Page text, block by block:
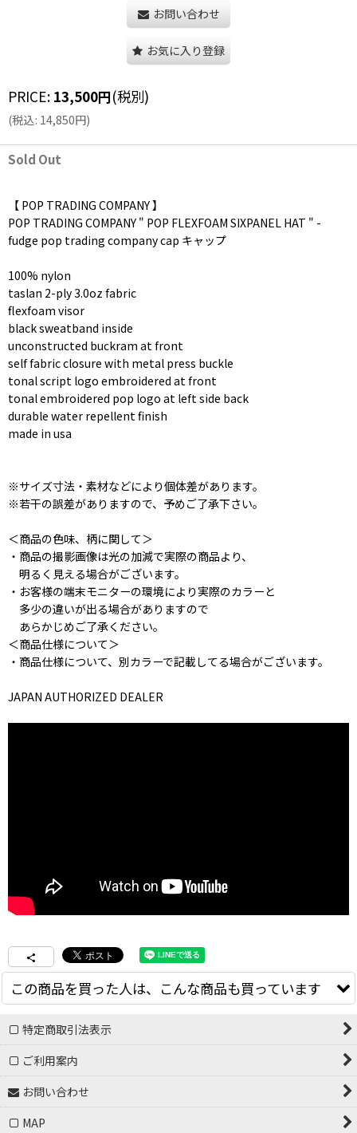
お問い合わせ
お気に入り登録
PRICE: 13,500円(税別)
(税込: 14,850円)
Sold Out
【 POP TRADING COMPANY 】
POP TRADING COMPANY " POP FLEXFOAM SIXPANEL HAT " -
fudge pop trading company cap キャップ
100% nylon
taslan 2-ply 3.0oz fabric
flexfoam visor
black sweatband inside
unconstructed buckram at front
self fabric closure with metal press buckle
tonal script logo embroidered at front
tonal embroidered pop logo at left side back
durable water repellent finish
made in usa
※サイズ寸法・素材などにより個体差があります。
※若干の誤差がありますので、予めご了承下さい。
＜商品の色味、柄に関して＞
・商品の撮影画像は光の加減で実際の商品より、
明るく見える場合がございます。
・お客様の端末モニターの環境により実際のカラーと
多少の違いが出る場合がありますので
あらかじめご了承ください。
＜商品仕様について＞
・商品仕様について、別カラーで記載してる場合がございます。
JAPAN AUTHORIZED DEALER
この商品を買った人は、こんな商品も買っています
特定商取引法表示
ご利用案内
お問い合わせ
MAP